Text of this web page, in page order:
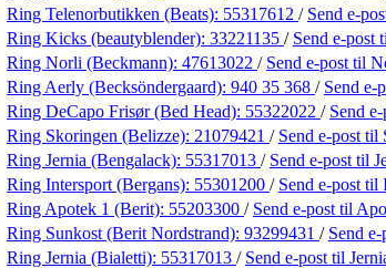
Ring Telenorbutikken (Beats): 55317612 / Send e-
Ring Kicks (beautyblender): 33221135 / Send e-post
Ring Norli (Beckmann): 47613022 / Send e-post til
Ring Aerly (Becksöndergaard): 940 35 368 / Send e-
Ring DeCapo Frisør (Bed Head): 55322022 / Send
Ring Skoringen (Belizze): 21079421 / Send e-post til
Ring Jernia (Bengalack): 55317013 / Send e-post til
Ring Intersport (Bergans): 55301200 / Send e-post til
Ring Apotek 1 (Berit): 55203300 / Send e-post til
Ring Sunkost (Berit Nordstrand): 93299431 / Send e-
Ring Jernia (Bialetti): 55317013 / Send e-post til